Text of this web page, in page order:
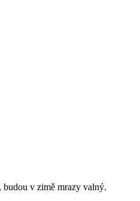
v zimě mrazy valný.